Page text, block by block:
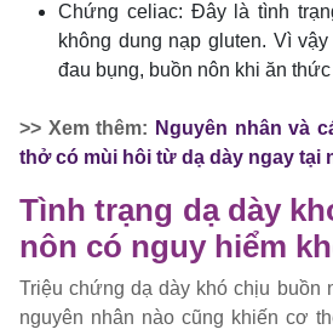
Chứng celiac: Đây là tình
không dung nạp gluten. Vì
đau bụng, buồn nôn khi ăn
>> Xem thêm: Nguyên nhân và
thở có mùi hôi từ dạ dày ngay tại
Tình trạng dạ dày
nôn có nguy hiểm
Triệu chứng dạ dày khó chịu buồn
nguyên nhân nào cũng khiến cơ